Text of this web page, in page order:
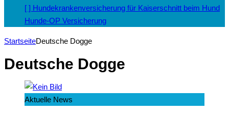
[ ] Hundekrankenversicherung für Kaiserschnitt beim Hund
Hunde-OP Versicherung
StartseiteDeutsche Dogge
Deutsche Dogge
Aktuelle News